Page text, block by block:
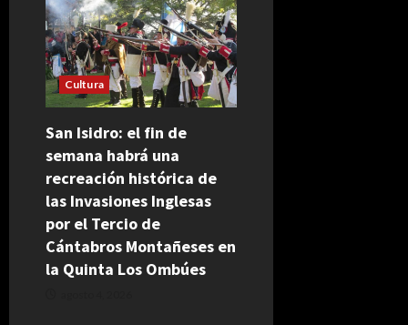
Cultura
San Isidro: el fin de
semana habrá una
recreación histórica de
las Invasiones Inglesas
por el Tercio de
Cántabros Montañeses en
la Quinta Los Ombúes